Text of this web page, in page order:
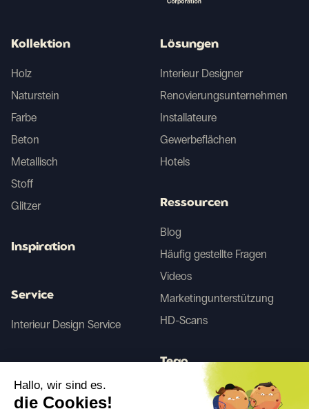
Kollektion
Holz
Naturstein
Farbe
Beton
Metallisch
Stoff
Glitzer
Inspiration
Service
Interieur Design Service
Lösungen
Interieur Designer
Renovierungsunternehmen
Installateure
Gewerbeflächen
Hotels
Ressourcen
Blog
Häufig gestellte Fragen
Videos
Marketingunterstützung
HD-Scans
Tego
Hallo, wir sind es.
die Cookies!